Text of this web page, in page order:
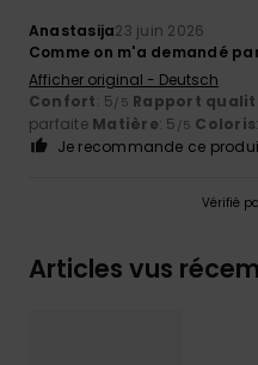
Anastasija23 juin 2026
Comme on m'a demandé
Afficher original - Deutsch
Confort: 5/5 Rapport
parfaite Matière: 5 /5 Coloris
Je recommande ce
Vérifié
Articles vus